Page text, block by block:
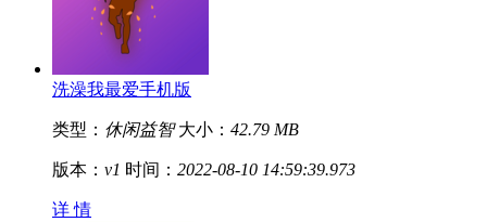
洗澡我最爱手机版
类型： 休闲益智 大小： 42.79 MB
版本： v1 时间： 2022-08-10 14:59:39.973
详 情